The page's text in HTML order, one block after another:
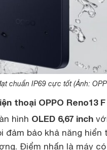
chuẩn IP69 cực tốt (Ảnh:
thoại OPPO Reno13 F
hình OLED 6,67 inch
đảm bảo khả năng
Điểm nhấn là máy